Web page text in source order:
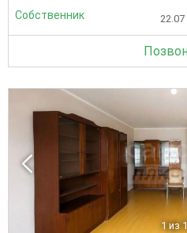
Собственник 22.07
1 из